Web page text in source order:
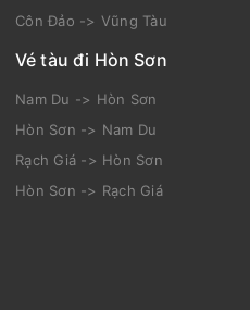
Côn Đảo -> Vũng Tàu
Vé tàu đi Hòn Sơn
Nam Du -> Hòn Sơn
Hòn Sơn -> Nam Du
Rạch Giá -> Hòn Sơn
Hòn Sơn -> Rạch Giá